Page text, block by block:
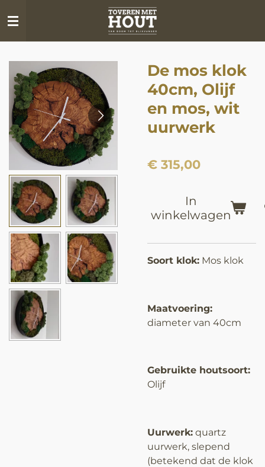
direct
naar
hoofdinhoud
De mos klok
40cm, Olijf
en mos, wit
uurwerk
€ 315,00
In
winkelwagen
Soort klok: Mos klok
Maatvoering:
diameter van 40cm
Gebruikte houtsoort:
Olijf
Uurwerk: quartz
uurwerk, slepend
(betekend dat de klok